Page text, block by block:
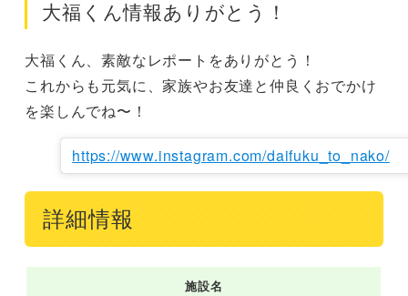
大福くん情報ありがとう！
大福くん、素敵なレポートをありがとう！
これからも元気に、家族やお友達と仲良くおでかけ
を楽しんでね〜！
https://www.instagram.com/daifuku_to_nako/
詳細情報
施設名